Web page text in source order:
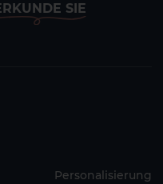
SIE
Personalisierung